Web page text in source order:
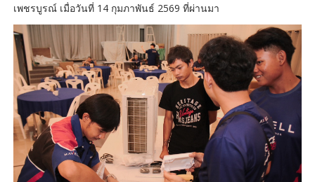
เพชรบูรณ์ เมื่อวันที่ 14 กุมภาพันธ์ 2569 ที่ผ่านมา